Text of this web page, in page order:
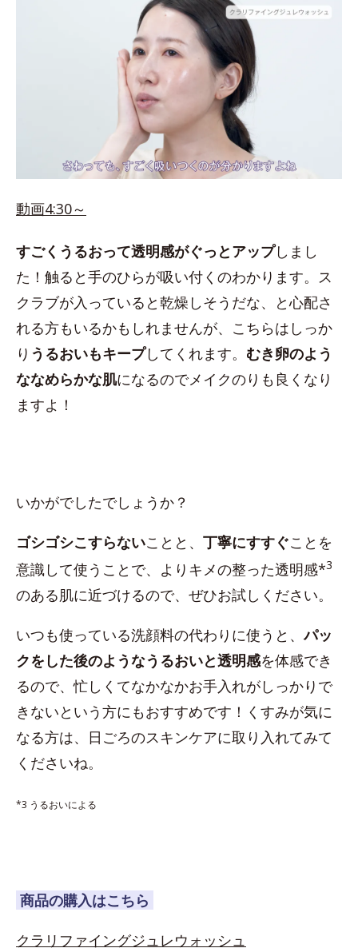
動画4:30～
すごくうるおって透明感がぐっとアップしまし
た！触ると手のひらが吸い付くのわかります。ス
クラブが入っていると乾燥しそうだな、と心配さ
れる方もいるかもしれませんが、こちらはしっか
り うるおいもキープしてくれます。 むき卵のよう
ななめらかな肌になるのでメイクのりも良くなり
ますよ！
いかがでしたでしょうか？
ゴシゴシこすらないことと、 丁寧にすすぐことを
意識して使うことで、よりキメの整った透明感*3
のある肌に近づけるので、ぜひお試しください。
いつも使っている洗顔料の代わりに使うと、パッ
クをした後のようなうるおいと透明感を体感でき
るので、忙しくてなかなかお手入れがしっかりで
きないという方にもおすすめです！くすみが気に
なる方は、日ごろのスキンケアに取り入れてみて
くださいね。
*3 うるおいによる
商品の購入はこちら
クラリファイングジュレウォッシュ